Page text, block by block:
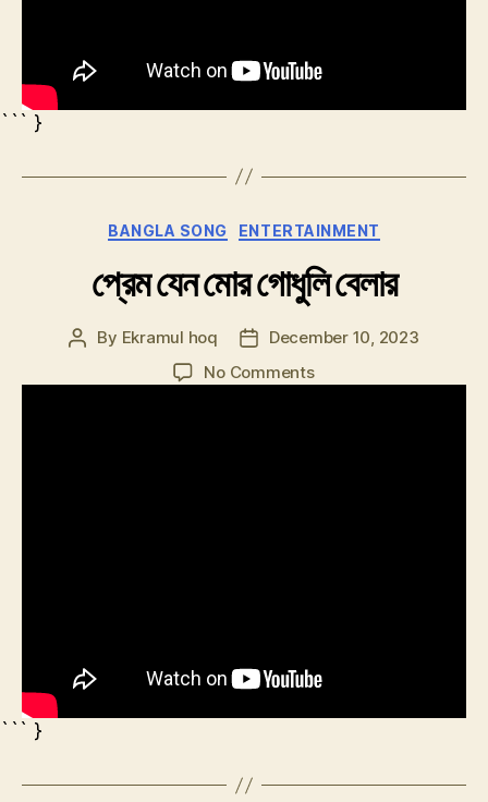
``` }
Categories
BANGLA SONG ENTERTAINMENT
প্রেম যেন মোর গোধুলি বেলার
Post
By Ekramul hoq
PostDecember 10, 2023
No Commentson
``` }